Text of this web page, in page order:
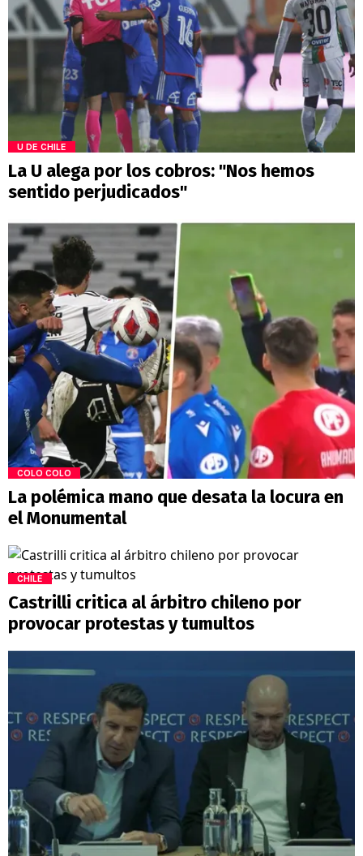
U DE CHILE
La U alega por los cobros: "Nos hemos
sentido perjudicados"
COLO COLO
La polémica mano que desata la locura en
el Monumental
CHILE
Castrilli critica al árbitro chileno por
provocar protestas y tumultos